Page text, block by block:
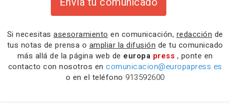
Si necesitas asesoramiento en comunicación, redacción de
tus notas de prensa o ampliar la difusión de tu comunicado
más allá de la página web de europa press , ponte en
contacto con nosotros en comunicacion@europapress.es
o en el teléfono 913592600